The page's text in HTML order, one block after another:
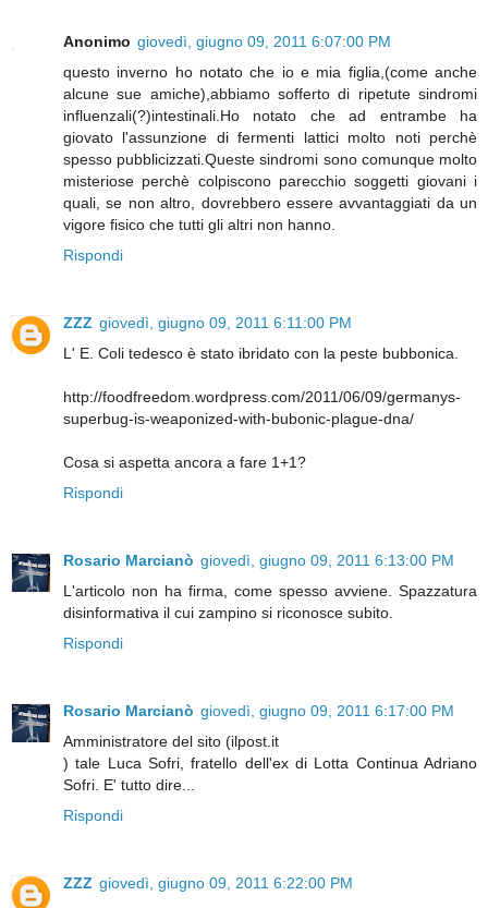
Anonimo giovedì, giugno 09, 2011 6:07:00 PM
questo inverno ho notato che io e mia figlia,(come anche
alcune sue amiche),abbiamo sofferto di ripetute sindromi
influenzali(?)intestinali.Ho notato che ad entrambe ha
giovato l'assunzione di fermenti lattici molto noti perchè
spesso pubblicizzati.Queste sindromi sono comunque molto
misteriose perchè colpiscono parecchio soggetti giovani i
quali, se non altro, dovrebbero essere avvantaggiati da un
vigore fisico che tutti gli altri non hanno.
Rispondi
ZZZ giovedì, giugno 09, 2011 6:11:00 PM
L' E. Coli tedesco è stato ibridato con la peste bubbonica.
http://foodfreedom.wordpress.com/2011/06/09/germanys-
superbug-is-weaponized-with-bubonic-plague-dna/
Cosa si aspetta ancora a fare 1+1?
Rispondi
Rosario Marcianò giovedì, giugno 09, 2011 6:13:00 PM
L'articolo non ha firma, come spesso avviene. Spazzatura
disinformativa il cui zampino si riconosce subito.
Rispondi
Rosario Marcianò giovedì, giugno 09, 2011 6:17:00 PM
Amministratore del sito (ilpost.it
) tale Luca Sofri, fratello dell'ex di Lotta Continua Adriano
Sofri. E' tutto dire...
Rispondi
ZZZ giovedì, giugno 09, 2011 6:22:00 PM